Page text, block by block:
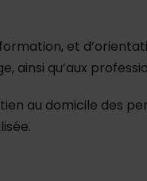
et
ainsi qu’aux
au domicile des